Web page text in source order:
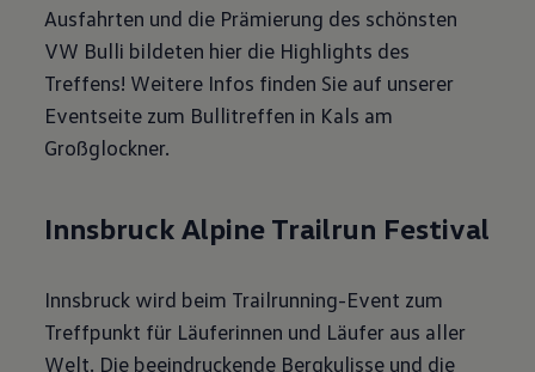
Ausfahrten und die Prämierung des schönsten
VW Bulli bildeten hier die Highlights des
Treffens! Weitere Infos finden Sie auf unserer
Eventseite zum Bullitreffen in Kals am
Großglockner.
Innsbruck Alpine Trailrun Festival
Innsbruck wird beim Trailrunning-Event zum
Treffpunkt für Läuferinnen und Läufer aus aller
Welt. Die beeindruckende Bergkulisse und die